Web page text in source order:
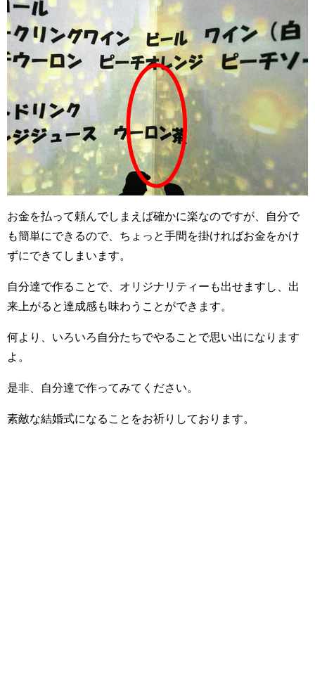
お金を払って頼んでしまえば確かに楽なのですが、自分で
も簡単にできるので、ちょっと手間を掛ければお金をかけ
ずにできてしまいます。
自分達で作ることで、オリジナリティーも出せますし、出
来上がると達成感も味わうことができます。
何より、いろいろ自分たちでやることで思い出になります
よ。
是非、自分達で作ってみてください。
素敵な結婚式になることをお祈りしております。